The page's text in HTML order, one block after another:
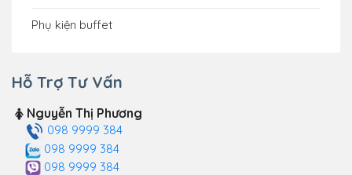
Phụ kiện buffet
Hỗ Trợ Tư Vấn
Nguyễn Thị Phương
098 9999 384
098 9999 384
098 9999 384